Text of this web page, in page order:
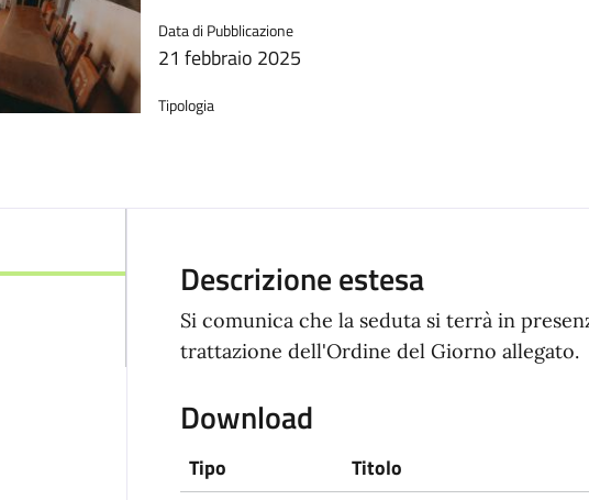
Data di Pubblicazione
21 febbraio 2025
Tipologia
Descrizione estesa
Si comunica che la seduta si terrà in
trattazione dell'Ordine del Giorno allegato.
Download
Tipo
Titolo